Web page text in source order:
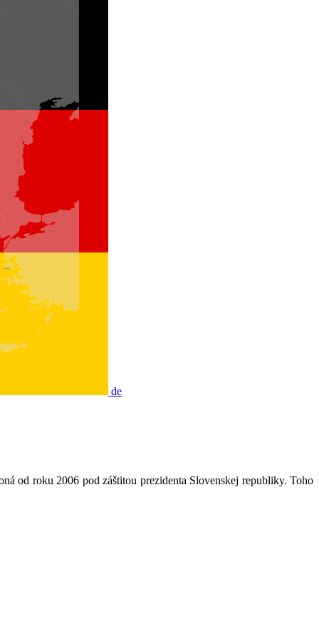
de
od roku 2006 pod záštitou prezidenta Slovenskej republiky. Toho